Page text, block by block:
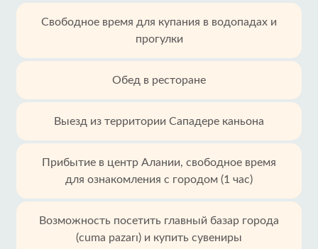
Свободное время для купания в водопадах и
прогулки
Обед в ресторане
Выезд из территории Сападере каньона
Прибытие в центр Алании, свободное время
для ознакомления с городом (1 час)
Возможность посетить главный базар города
(cuma pazarı) и купить сувениры